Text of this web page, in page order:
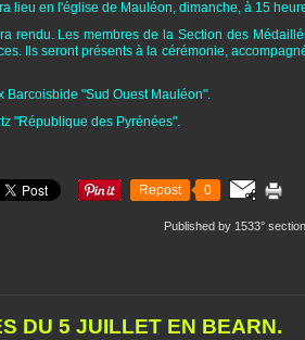
lieu en l'église de Mauléon, dimanche, à 15
rendu. Les membres de la Section des
Ils seront présents à la cérémonie,
Barcoisbide "Sud Ouest Mauléon".
"République des Pyrénées".
Repost 0
Published by 1533°
DU 5 JUILLET EN BEARN.